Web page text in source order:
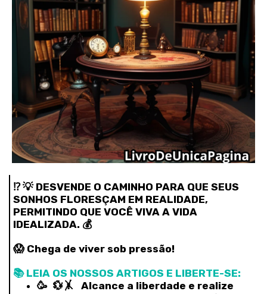
⁉️ 💡 DESVENDE O CAMINHO PARA QUE SEUS
SONHOS FLORESÇAM EM REALIDADE,
PERMITINDO QUE VOCÊ VIVA A VIDA
IDEALIZADA. 💰
😱 Chega de viver sob pressão!
📚 LEIA OS NOSSOS ARTIGOS E LIBERTE-SE:
🥳 💱🤸‍ Alcance a liberdade e realize